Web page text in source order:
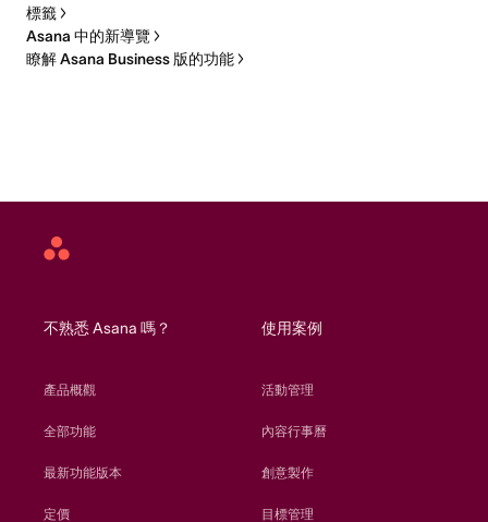
標籤
Asana 中的新導覽
瞭解 Asana Business 版的功能
Asana
不熟悉 Asana 嗎？
產品概觀
全部功能
最新功能版本
定價
使用案例
活動管理
內容行事曆
創意製作
目標管理